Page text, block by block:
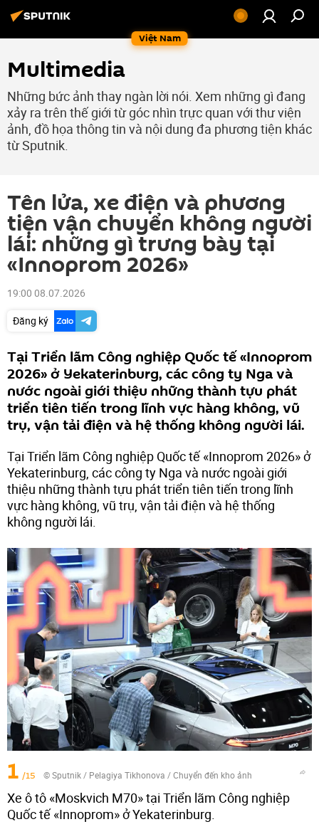
Việt Nam
Multimedia
Những bức ảnh thay ngàn lời nói. Xem những gì đang
xảy ra trên thế giới từ góc nhìn trực quan với thư viện
ảnh, đồ họa thông tin và nội dung đa phương tiện khác
từ Sputnik.
Tên lửa, xe điện và phương
tiện vận chuyển không người
lái: những gì trưng bày tại
«Innoprom 2026»
19:00 08.07.2026
Đăng ký
Tại Triển lãm Công nghiệp Quốc tế «Innoprom
2026» ở Yekaterinburg, các công ty Nga và
nước ngoài giới thiệu những thành tựu phát
triển tiên tiến trong lĩnh vực hàng không, vũ
trụ, vận tải điện và hệ thống không người lái.
Tại Triển lãm Công nghiệp Quốc tế «Innoprom 2026» ở
Yekaterinburg, các công ty Nga và nước ngoài giới
thiệu những thành tựu phát triển tiên tiến trong lĩnh
vực hàng không, vũ trụ, vận tải điện và hệ thống
không người lái.
1 /15 © Sputnik / Pelagiya Tikhonova /Chuyển đến kho ảnh
Xe ô tô «Moskvich M70» tại Triển lãm Công nghiệp
Quốc tế «Innoprom» ở Yekaterinburg.